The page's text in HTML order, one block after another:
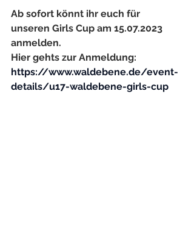
Ab sofort könnt ihr euch für
unseren Girls Cup am 15.07.2023
anmelden.
Hier gehts zur Anmeldung:
https://www.waldebene.de/event-
details/u17-waldebene-girls-cup